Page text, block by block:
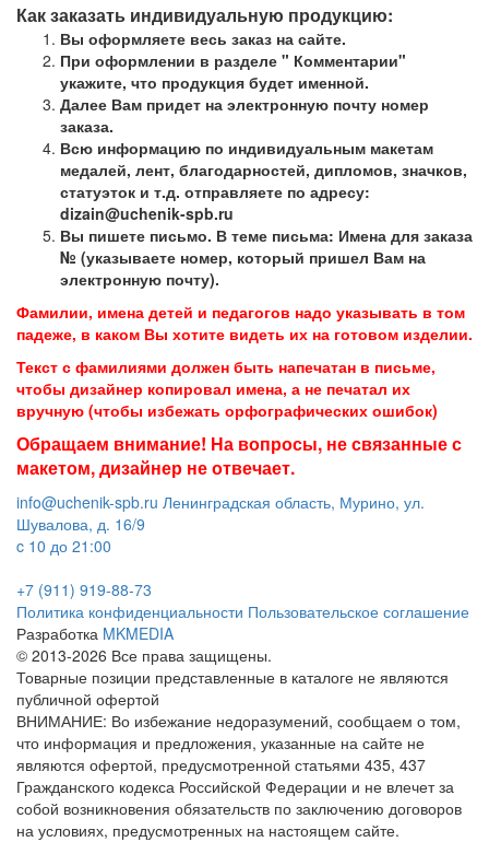
Как заказать индивидуальную продукцию:
Вы оформляете весь заказ на сайте.
При оформлении в разделе " Комментарии"
укажите, что продукция будет именной.
Далее Вам придет на электронную почту номер
заказа.
Всю информацию по индивидуальным макетам
медалей, лент, благодарностей, дипломов, значков,
статуэток и т.д. отправляете по адресу:
dizain@uchenik-spb.ru
Вы пишете письмо. В теме письма: Имена для заказа
№ (указываете номер, который пришел Вам на
электронную почту).
Фамилии, имена детей и педагогов надо указывать в том
падеже, в каком Вы хотите видеть их на готовом изделии.
Текст с фамилиями должен быть напечатан в письме,
чтобы дизайнер копировал имена, а не печатал их
вручную (чтобы избежать орфографических ошибок)
Обращаем внимание! На вопросы, не связанные с
макетом, дизайнер не отвечает.
info@uchenik-spb.ru Ленинградская область, Мурино, ул.
Шувалова, д. 16/9
c 10 до 21:00
+7 (911) 919-88-73
Политика конфиденциальности Пользовательское соглашение
Разработка MKMEDIA
© 2013-2026 Все права защищены.
Товарные позиции представленные в каталоге не являются
публичной офертой
ВНИМАНИЕ: Во избежание недоразумений, сообщаем о том,
что информация и предложения, указанные на сайте не
являются офертой, предусмотренной статьями 435, 437
Гражданского кодекса Российской Федерации и не влечет за
собой возникновения обязательств по заключению договоров
на условиях, предусмотренных на настоящем сайте.